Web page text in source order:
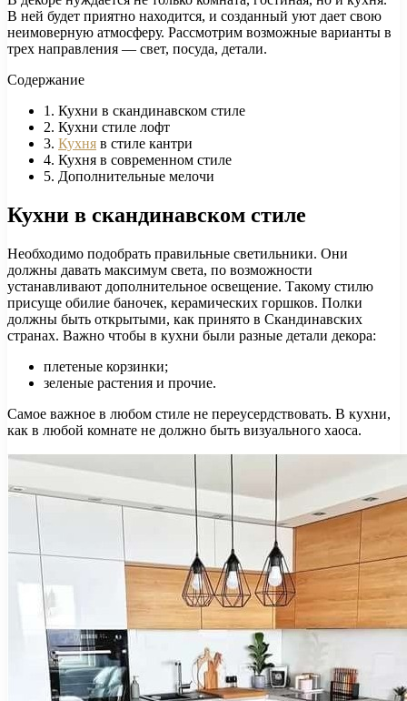
В ней будет приятно находится, и созданный уют дает свою
неимоверную атмосферу. Рассмотрим возможные варианты в
трех направления — свет, посуда, детали.
Содержание
1. Кухни в скандинавском стиле
2. Кухни стиле лофт
3. Кухня в стиле кантри
4. Кухня в современном стиле
5. Дополнительные мелочи
Кухни в скандинавском стиле
Необходимо подобрать правильные светильники. Они
должны давать максимум света, по возможности
устанавливают дополнительное освещение. Такому стилю
присуще обилие баночек, керамических горшков. Полки
должны быть открытыми, как принято в Скандинавских
странах. Важно чтобы в кухни были разные детали декора:
плетеные корзинки;
зеленые растения и прочие.
Самое важное в любом стиле не переусердствовать. В кухни,
как в любой комнате не должно быть визуального хаоса.